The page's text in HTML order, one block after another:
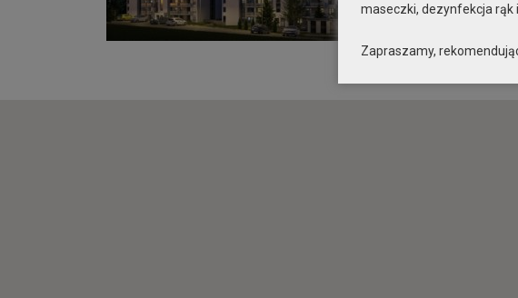
maseczki, dezynfekcja rąk
Zapraszamy,